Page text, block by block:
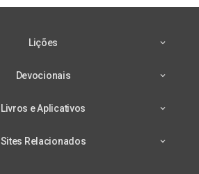
Lições
Devocionais
Livros e Aplicativos
Sites Relacionados